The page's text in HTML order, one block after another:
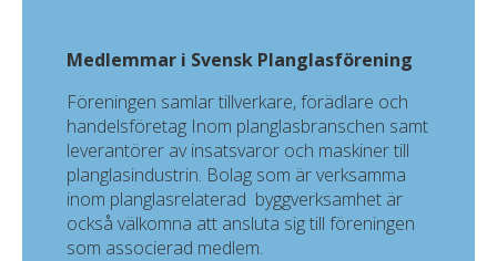
Medlemmar i Svensk Planglasförening
Föreningen samlar tillverkare, förädlare och
handelsföretag Inom planglasbranschen samt
leverantörer av insatsvaror och maskiner till
planglasindustrin. Bolag som är verksamma
inom planglasrelaterad byggverksamhet är
också välkomna att ansluta sig till föreningen
som associerad medlem.